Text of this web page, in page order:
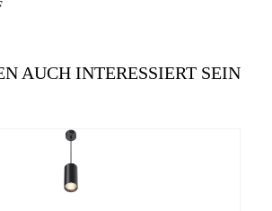
AUCH INTERESSIERT SEIN